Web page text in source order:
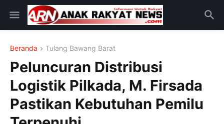
Beranda Tulang Bawang Barat
Peluncuran Distribusi
Logistik Pilkada, M. Firsada
Pastikan Kebutuhan Pemilu